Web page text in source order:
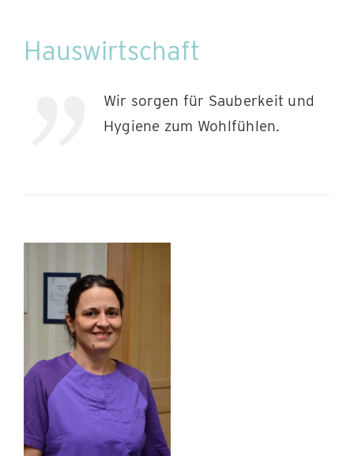
Hauswirtschaft
Wir sorgen für Sauberkeit und
Hygiene zum Wohlfühlen.